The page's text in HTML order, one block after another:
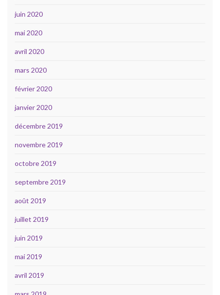
juin 2020
mai 2020
avril 2020
mars 2020
février 2020
janvier 2020
décembre 2019
novembre 2019
octobre 2019
septembre 2019
août 2019
juillet 2019
juin 2019
mai 2019
avril 2019